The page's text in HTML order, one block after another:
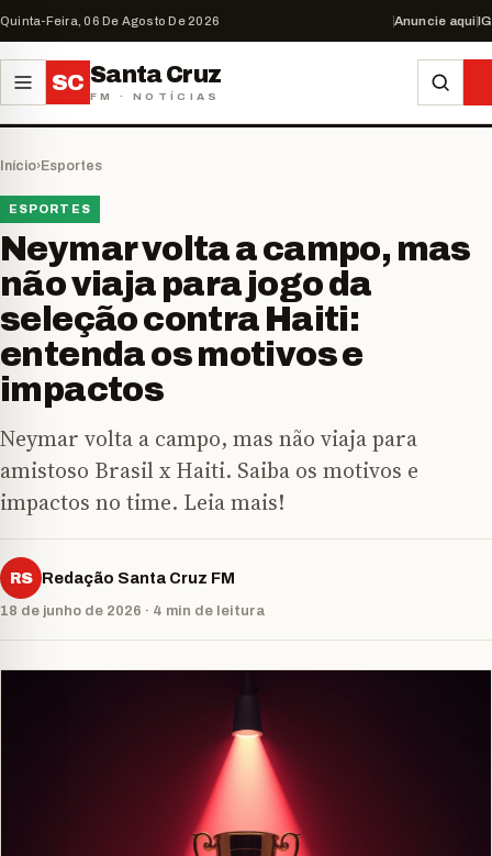
Quinta-Feira, 06 De Agosto De 2026 Anuncie aquiIG
SC Santa Cruz
FM · NOTÍCIAS
Início›Esportes
ESPORTES
Neymar volta a campo, mas
não viaja para jogo da
seleção contra Haiti:
entenda os motivos e
impactos
Neymar volta a campo, mas não viaja para
amistoso Brasil x Haiti. Saiba os motivos e
impactos no time. Leia mais!
RS Redação Santa Cruz FM
18 de junho de 2026 · 4 min de leitura